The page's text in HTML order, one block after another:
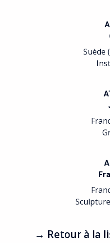
Suède
→ Retour à la